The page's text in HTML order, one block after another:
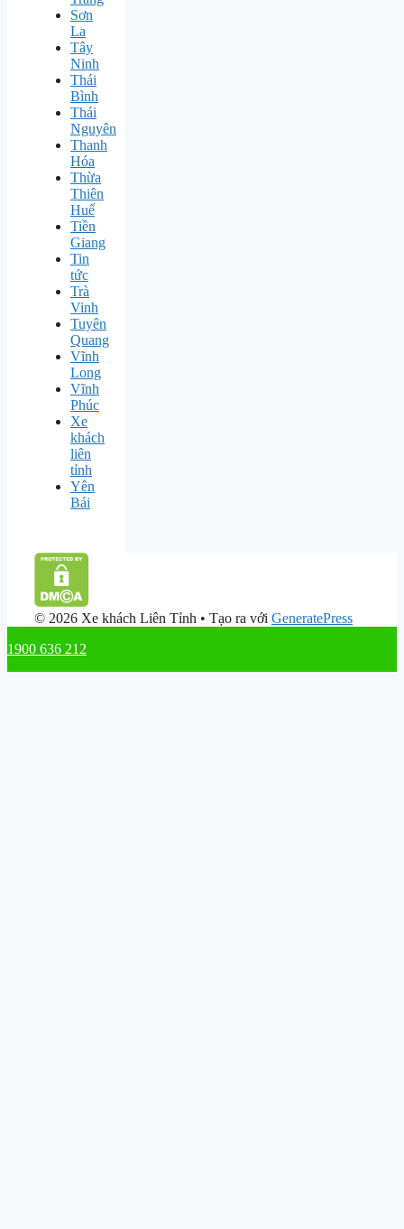
Sơn
La
Tây
Ninh
Thái
Bình
Thái
Nguyên
Thanh
Hóa
Thừa
Thiên
Huế
Tiền
Giang
Tin
tức
Trà
Vinh
Tuyên
Quang
Vĩnh
Long
Vĩnh
Phúc
Xe
khách
liên
tỉnh
Yên
Bái
© 2026 Xe khách Liên Tỉnh • Tạo ra với GeneratePress
1900 636 212